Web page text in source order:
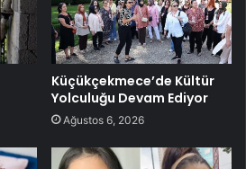
Küçükçekmece’de Kültür
Yolculuğu Devam Ediyor
Ağustos 6, 2026